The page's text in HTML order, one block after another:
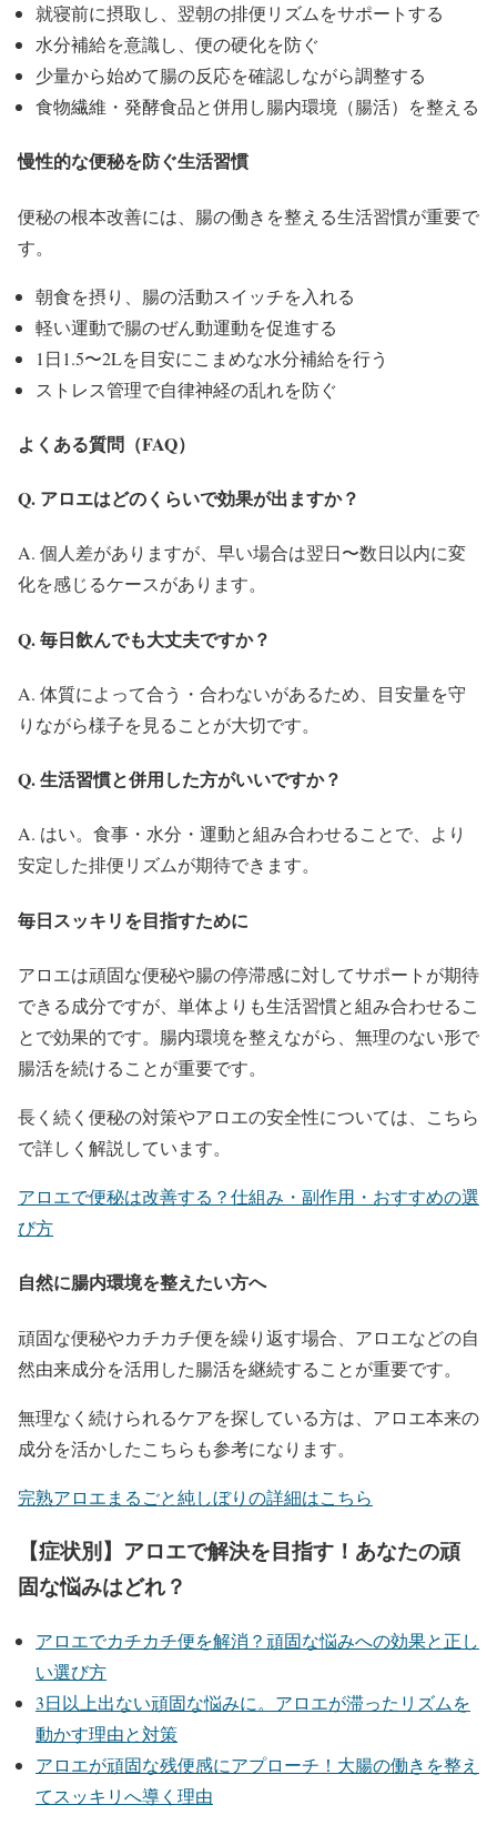
就寝前に摂取し、翌朝の排便リズムをサポートする
水分補給を意識し、便の硬化を防ぐ
少量から始めて腸の反応を確認しながら調整する
食物繊維・発酵食品と併用し腸内環境（腸活）を整える
慢性的な便秘を防ぐ生活習慣
便秘の根本改善には、腸の働きを整える生活習慣が重要で
す。
朝食を摂り、腸の活動スイッチを入れる
軽い運動で腸のぜん動運動を促進する
1日1.5〜2Lを目安にこまめな水分補給を行う
ストレス管理で自律神経の乱れを防ぐ
よくある質問（FAQ）
Q. アロエはどのくらいで効果が出ますか？
A. 個人差がありますが、早い場合は翌日〜数日以内に変
化を感じるケースがあります。
Q. 毎日飲んでも大丈夫ですか？
A. 体質によって合う・合わないがあるため、目安量を守
りながら様子を見ることが大切です。
Q. 生活習慣と併用した方がいいですか？
A. はい。食事・水分・運動と組み合わせることで、より
安定した排便リズムが期待できます。
毎日スッキリを目指すために
アロエは頑固な便秘や腸の停滞感に対してサポートが期待
できる成分ですが、単体よりも生活習慣と組み合わせるこ
とで効果的です。腸内環境を整えながら、無理のない形で
腸活を続けることが重要です。
長く続く便秘の対策やアロエの安全性については、こちら
で詳しく解説しています。
アロエで便秘は改善する？仕組み・副作用・おすすめの選
び方
自然に腸内環境を整えたい方へ
頑固な便秘やカチカチ便を繰り返す場合、アロエなどの自
然由来成分を活用した腸活を継続することが重要です。
無理なく続けられるケアを探している方は、アロエ本来の
成分を活かしたこちらも参考になります。
完熟アロエまるごと純しぼりの詳細はこちら
【症状別】アロエで解決を目指す！あなたの頑
固な悩みはどれ？
アロエでカチカチ便を解消？頑固な悩みへの効果と正し
い選び方
3日以上出ない頑固な悩みに。アロエが滞ったリズムを
動かす理由と対策
アロエが頑固な残便感にアプローチ！大腸の働きを整え
てスッキリへ導く理由